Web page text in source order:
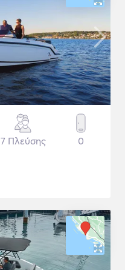
7 Πλεύσης 0